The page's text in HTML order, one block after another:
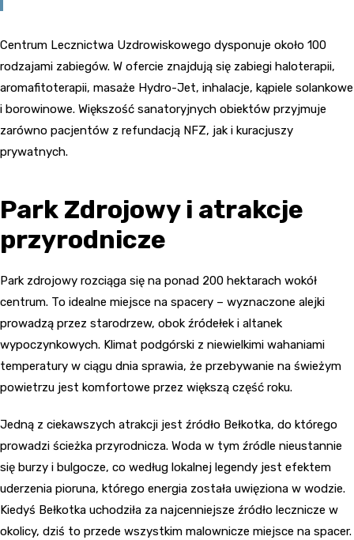
Centrum Lecznictwa Uzdrowiskowego dysponuje około 100
rodzajami zabiegów. W ofercie znajdują się zabiegi haloterapii,
aromafitoterapii, masaże Hydro-Jet, inhalacje, kąpiele solankowe
i borowinowe. Większość sanatoryjnych obiektów przyjmuje
zarówno pacjentów z refundacją NFZ, jak i kuracjuszy
prywatnych.
Park Zdrojowy i atrakcje
przyrodnicze
Park zdrojowy rozciąga się na ponad 200 hektarach wokół
centrum. To idealne miejsce na spacery – wyznaczone alejki
prowadzą przez starodrzew, obok źródełek i altanek
wypoczynkowych. Klimat podgórski z niewielkimi wahaniami
temperatury w ciągu dnia sprawia, że przebywanie na świeżym
powietrzu jest komfortowe przez większą część roku.
Jedną z ciekawszych atrakcji jest źródło Bełkotka, do którego
prowadzi ścieżka przyrodnicza. Woda w tym źródle nieustannie
się burzy i bulgocze, co według lokalnej legendy jest efektem
uderzenia pioruna, którego energia została uwięziona w wodzie.
Kiedyś Bełkotka uchodziła za najcenniejsze źródło lecznicze w
okolicy, dziś to przede wszystkim malownicze miejsce na spacer.